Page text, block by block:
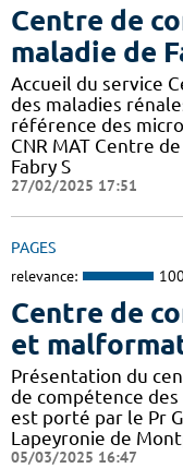
Centre de
maladie de
Accueil du service
des maladies
référence des
CNR MAT Centre
Fabry S
27/02/2025 17:51
PAGES
relevance:
Centre de
et
Présentation du
de compétence
est porté par le Pr
Lapeyronie de
05/03/2025 16:47